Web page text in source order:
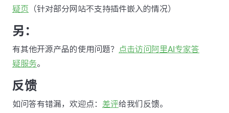
疑页 （针对部分网站不支持插件嵌入的情况）
另：
有其他开源产品的使用问题？
点击访问阿里AI专家答
疑服务。
反馈
如问答有错漏，欢迎点： 差评给我们反馈。